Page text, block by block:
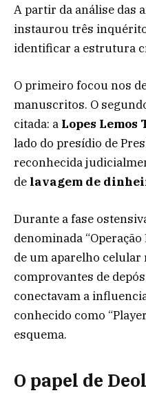
A partir da análise das
instaurou três
identificar a estrutura
O primeiro focou nos
manuscritos. O
citada: a Lopes Lemos
lado do presídio de
reconhecida
de lavagem de
Durante a fase
denominada “Operação
de um aparelho celular
comprovantes de
conectavam a
conhecido como
esquema.
O papel de